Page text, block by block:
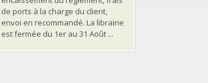
de ports à la charge du client,
envoi en recommandé. La librairie
est fermée du 1er au 31 Août ...